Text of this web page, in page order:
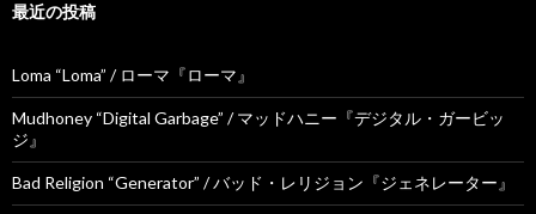
最近の投稿
Loma “Loma” / ローマ『ローマ』
Mudhoney “Digital Garbage” / マッドハニー『デジタル・ガービッ
ジ』
Bad Religion “Generator” / バッド・レリジョン『ジェネレーター』